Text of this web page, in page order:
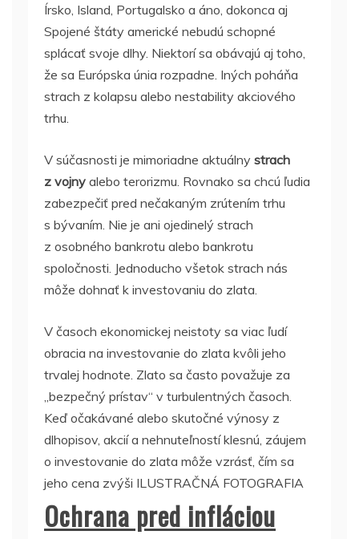
Írsko, Island, Portugalsko a áno, dokonca aj
Spojené štáty americké nebudú schopné
splácať svoje dlhy. Niektorí sa obávajú aj toho,
že sa Európska únia rozpadne. Iných poháňa
strach z kolapsu alebo nestability akciového
trhu.
V súčasnosti je mimoriadne aktuálny strach
z vojny alebo terorizmu. Rovnako sa chcú ľudia
zabezpečiť pred nečakaným zrútením trhu
s bývaním. Nie je ani ojedinelý strach
z osobného bankrotu alebo bankrotu
spoločnosti. Jednoducho všetok strach nás
môže dohnať k investovaniu do zlata.
V časoch ekonomickej neistoty sa viac ľudí
obracia na investovanie do zlata kvôli jeho
trvalej hodnote. Zlato sa často považuje za
„bezpečný prístav“ v turbulentných časoch.
Keď očakávané alebo skutočné výnosy z
dlhopisov, akcií a nehnuteľností klesnú, záujem
o investovanie do zlata môže vzrásť, čím sa
jeho cena zvýši ILUSTRAČNÁ FOTOGRAFIA
Ochrana pred infláciou